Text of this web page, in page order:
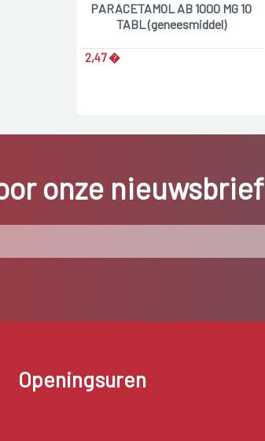
PARACETAMOL AB 1000 MG 10
TABL (geneesmiddel)
2,47 �
onze nieuwsbrief
Openingsuren